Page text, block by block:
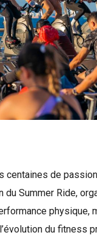
centaines de
Summer Ride,
physique,
du fitness